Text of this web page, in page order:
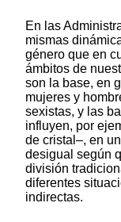
En las
mismas
género que en
ámbitos de
son la base, en
mujeres y
sexistas, y las
influyen, por
de cristal–, en
desigual según
división
diferentes
indirectas.